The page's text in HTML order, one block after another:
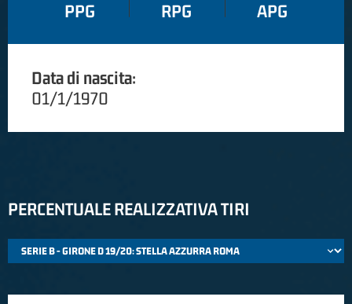
PPG RPG APG
Data di nascita:
01/1/1970
PERCENTUALE REALIZZATIVA TIRI